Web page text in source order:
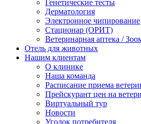
Генетические тесты
Дерматология
Электронное чипирование
Стационар (ОРИТ)
Ветеринарная аптека /
Отель для животных
Нашим клиентам
О клинике
Наша команда
Расписание приема
Прейскурант цен на
Виртуальный тур
Новости
Уголок потребителя